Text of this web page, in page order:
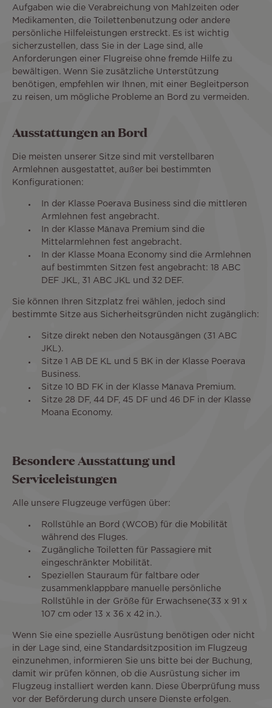
Aufgaben wie die Verabreichung von Mahlzeiten oder
Medikamenten, die Toilettenbenutzung oder andere
persönliche Hilfeleistungen erstreckt. Es ist wichtig
sicherzustellen, dass Sie in der Lage sind, alle
Anforderungen einer Flugreise ohne fremde Hilfe zu
bewältigen. Wenn Sie zusätzliche Unterstützung
benötigen, empfehlen wir Ihnen, mit einer Begleitperson
zu reisen, um mögliche Probleme an Bord zu vermeiden.
Ausstattungen an Bord
Die meisten unserer Sitze sind mit verstellbaren
Armlehnen ausgestattet, außer bei bestimmten
Konfigurationen:
In der Klasse Poerava Business sind die mittleren
Armlehnen fest angebracht.
In der Klasse Mānava Premium sind die
Mittelarmlehnen fest angebracht.
In der Klasse Moana Economy sind die Armlehnen
auf bestimmten Sitzen fest angebracht: 18 ABC
DEF JKL, 31 ABC JKL und 32 DEF.
Sie können Ihren Sitzplatz frei wählen, jedoch sind
bestimmte Sitze aus Sicherheitsgründen nicht zugänglich:
Sitze direkt neben den Notausgängen (31 ABC
JKL).
Sitze 1 AB DE KL und 5 BK in der Klasse Poerava
Business.
Sitze 10 BD FK in der Klasse Mānava Premium.
Sitze 28 DF, 44 DF, 45 DF und 46 DF in der Klasse
Moana Economy.
Besondere Ausstattung und
Serviceleistungen
Alle unsere Flugzeuge verfügen über:
Rollstühle an Bord (WCOB) für die Mobilität
während des Fluges.
Zugängliche Toiletten für Passagiere mit
eingeschränkter Mobilität.
Speziellen Stauraum für faltbare oder
zusammenklappbare manuelle persönliche
Rollstühle in der Größe für Erwachsene(33 x 91 x
107 cm oder 13 x 36 x 42 in.).
Wenn Sie eine spezielle Ausrüstung benötigen oder nicht
in der Lage sind, eine Standardsitzposition im Flugzeug
einzunehmen, informieren Sie uns bitte bei der Buchung,
damit wir prüfen können, ob die Ausrüstung sicher im
Flugzeug installiert werden kann. Diese Überprüfung muss
vor der Beförderung durch unsere Dienste erfolgen.